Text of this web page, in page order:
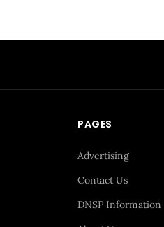
PAGES
Advertising
Contact Us
DNSP Information